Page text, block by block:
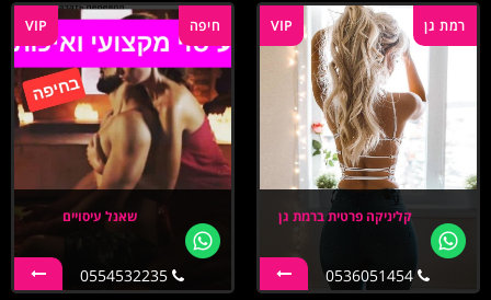
VIP רמת גן
קליניקה פרטית ברמת גן
0536051454
VIP חיפה
שאנל עיסויים
0554532235